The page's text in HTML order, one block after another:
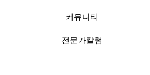
커뮤니티
전문가칼럼